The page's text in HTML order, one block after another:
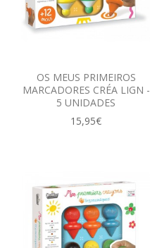
OS MEUS PRIMEIROS
MARCADORES CRÉA LIGN -
5 UNIDADES
15,95€